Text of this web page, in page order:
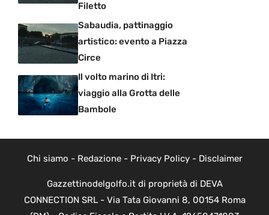
Filetto
Sabaudia, pattinaggio
artistico: evento a Piazza
Circe
Il volto marino di Itri:
viaggio alla Grotta delle
Bambole
Chi siamo - Redazione- Privacy Policy- Disclaimer
Gazzettinodelgolfo.it di proprietà di DEVA
CONNECTION SRL - Via Tata Giovanni 8, 00154 Roma